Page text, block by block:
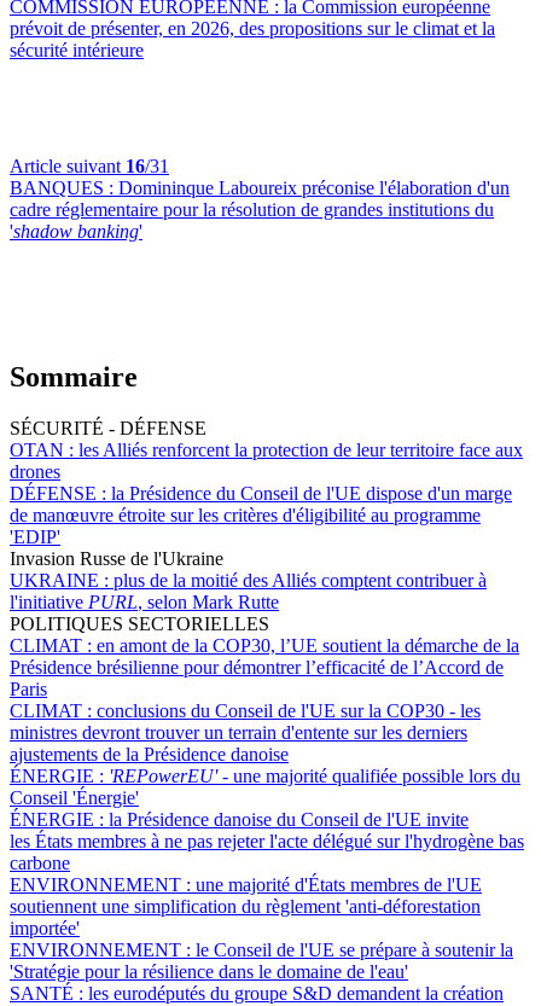
COMMISSION EUROPÉENNE : la Commission européenne
prévoit de présenter, en 2026, des propositions sur le climat et la
sécurité intérieure
Article suivant 16/31
BANQUES : Domininque Laboureix préconise l'élaboration d'un
cadre réglementaire pour la résolution de grandes institutions du
'shadow banking'
Sommaire
SÉCURITÉ - DÉFENSE
OTAN : les Alliés renforcent la protection de leur territoire face aux
drones
DÉFENSE : la Présidence du Conseil de l'UE dispose d'un marge
de manœuvre étroite sur les critères d'éligibilité au programme
'EDIP'
Invasion Russe de l'Ukraine
UKRAINE : plus de la moitié des Alliés comptent contribuer à
l'initiative PURL, selon Mark Rutte
POLITIQUES SECTORIELLES
CLIMAT : en amont de la COP30, l’UE soutient la démarche de la
Présidence brésilienne pour démontrer l’efficacité de l’Accord de
Paris
CLIMAT : conclusions du Conseil de l'UE sur la COP30 - les
ministres devront trouver un terrain d'entente sur les derniers
ajustements de la Présidence danoise
ÉNERGIE : 'REPowerEU' - une majorité qualifiée possible lors du
Conseil 'Énergie'
ÉNERGIE : la Présidence danoise du Conseil de l'UE invite
les États membres à ne pas rejeter l'acte délégué sur l'hydrogène bas
carbone
ENVIRONNEMENT : une majorité d'États membres de l'UE
soutiennent une simplification du règlement 'anti-déforestation
importée'
ENVIRONNEMENT : le Conseil de l'UE se prépare à soutenir la
'Stratégie pour la résilience dans le domaine de l'eau'
SANTÉ : les eurodéputés du groupe S&D demandent la création